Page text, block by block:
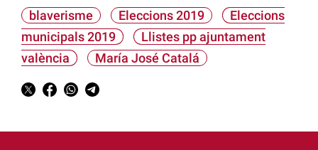
blaverisme Eleccions 2019
Eleccions
municipals 2019
Llistes pp ajuntament
valència
María José Catalá